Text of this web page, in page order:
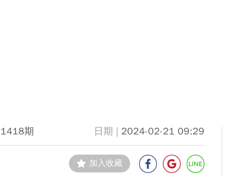
1418期 2024-02-21 09:29
加入收藏